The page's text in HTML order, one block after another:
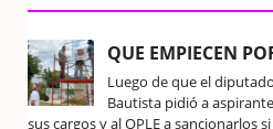
QUE EMPIECEN
Luego de que el
Bautista pidió a
sus cargos y al OPLE a sancionarlos